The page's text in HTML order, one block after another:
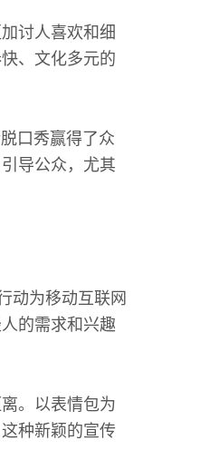
讨人喜欢和细
、文化多元的
口秀赢得了众
导公众，尤其
动为移动互联网
的需求和兴趣
。以表情包为
种新颖的宣传